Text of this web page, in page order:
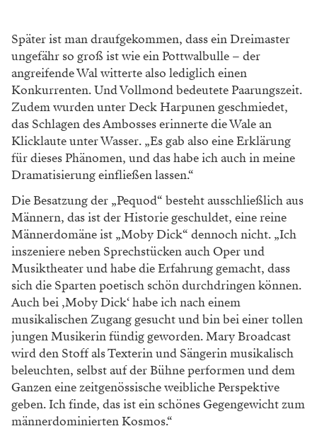
Später ist man draufgekommen, dass ein Dreimaster
ungefähr so groß ist wie ein Pottwalbulle – der
angreifende Wal witterte also lediglich einen
Konkurrenten. Und Vollmond bedeutete Paarungszeit.
Zudem wurden unter Deck Harpunen geschmiedet,
das Schlagen des Ambosses erinnerte die Wale an
Klicklaute unter Wasser. „Es gab also eine Erklärung
für dieses Phänomen, und das habe ich auch in meine
Dramatisierung einfließen lassen.“
Die Besatzung der „Pequod“ besteht ausschließlich aus
Männern, das ist der Historie geschuldet, eine reine
Männerdomäne ist „Moby Dick“ dennoch nicht. „Ich
inszeniere neben Sprechstücken auch Oper und
Musiktheater und habe die Erfahrung gemacht, dass
sich die Sparten poetisch schön durchdringen können.
Auch bei ‚Moby Dick‘ habe ich nach einem
musikalischen Zugang gesucht und bin bei einer tollen
jungen Musikerin fündig geworden. Mary Broadcast
wird den Stoff als Texterin und Sängerin musikalisch
beleuchten, selbst auf der Bühne performen und dem
Ganzen eine zeitgenössische weibliche Perspektive
geben. Ich finde, das ist ein schönes Gegengewicht zum
männerdominierten Kosmos.“